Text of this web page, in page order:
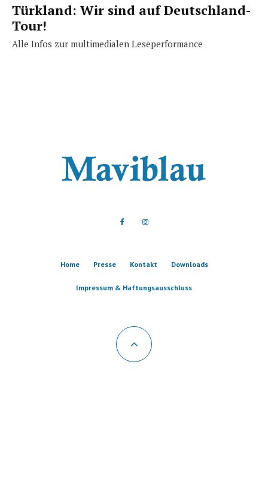
Türkland: Wir sind auf Deutschland-
Tour!
Alle Infos zur multimedialen Leseperformance
Home Presse Kontakt Downloads
Impressum & Haftungsausschluss